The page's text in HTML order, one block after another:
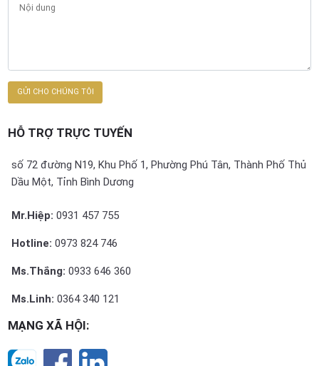
HỖ TRỢ TRỰC TUYẾN
số 72 đường N19, Khu Phố 1, Phường Phú Tân, Thành Phố Thủ
Dầu Một, Tỉnh Bình Dương
Mr.Hiệp: 0931 457 755
Hotline: 0973 824 746
Ms.Thắng: 0933 646 360
Ms.Linh: 0364 340 121
MẠNG XÃ HỘI: